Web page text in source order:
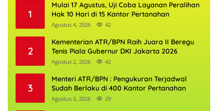
1
Mulai 17 Agustus, Uji Coba Layanan Peralihan
Hak 10 Hari di 15 Kantor Pertanahan
Agustus 4, 2026 42
2
Kementerian ATR/BPN Raih Juara II Beregu
Tenis Piala Gubernur DKI Jakarta 2026
Agustus 2, 2026 42
3
Menteri ATR/BPN : Pengukuran Terjadwal
Sudah Berlaku di 400 Kantor Pertanahan
Agustus 3, 2026 29